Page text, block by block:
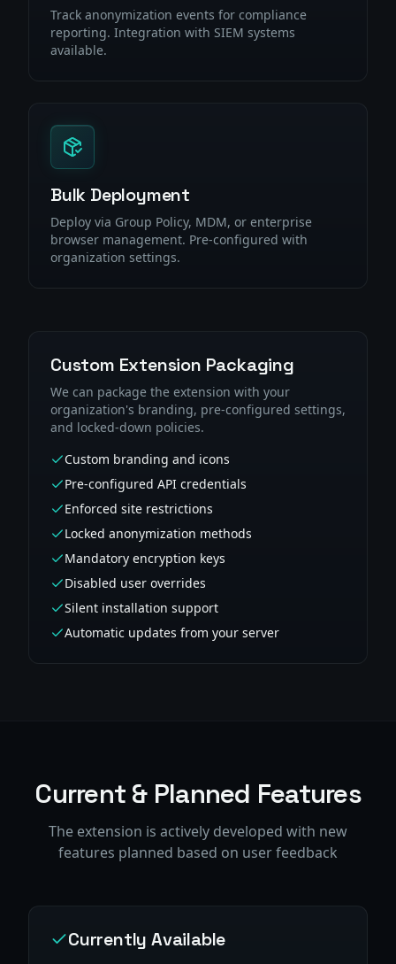
Track anonymization events for compliance
reporting. Integration with SIEM systems
available.
Bulk Deployment
Deploy via Group Policy, MDM, or enterprise
browser management. Pre-configured with
organization settings.
Custom Extension Packaging
We can package the extension with your
organization's branding, pre-configured settings,
and locked-down policies.
Custom branding and icons
Pre-configured API credentials
Enforced site restrictions
Locked anonymization methods
Mandatory encryption keys
Disabled user overrides
Silent installation support
Automatic updates from your server
Current & Planned Features
The extension is actively developed with new
features planned based on user feedback
Currently Available